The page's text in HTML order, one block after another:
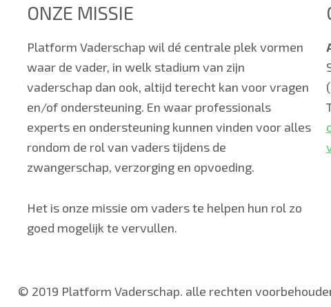
ONZE MISSIE
Platform Vaderschap wil dé centrale plek vormen
waar de vader, in welk stadium van zijn
vaderschap dan ook, altijd terecht kan voor vragen
en/of ondersteuning. En waar professionals
experts en ondersteuning kunnen vinden voor alles
rondom de rol van vaders tijdens de
zwangerschap, verzorging en opvoeding.
Het is onze missie om vaders te helpen hun rol zo
goed mogelijk te vervullen.
© 2019 Platform Vaderschap. alle rechten